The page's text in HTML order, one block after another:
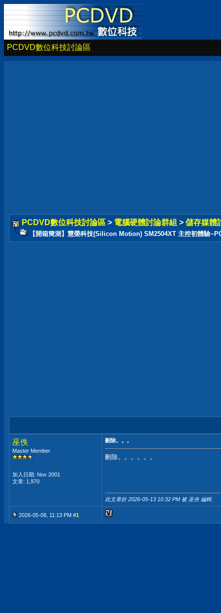
PCDVD數位科技討論區
PCDVD數位科技討論區 > 電腦硬體討論群組 > 儲存媒體
【開箱簡測】慧榮科技(Silicon Motion) SM2504XT 主控初體驗
巫佚
Master Member
加入日期: Nov 2001
文章: 1,970
刪除。。。
刪除。。。。。。
此文章於 2026-05-13 10:32 PM 被 巫佚 編輯.
2026-05-08, 11:13 PM #1